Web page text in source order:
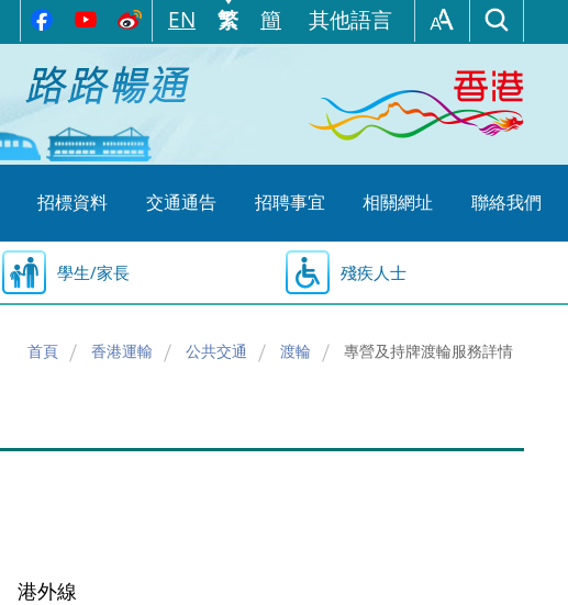
EN 繁 簡 其他語言
招標資料 交通通告 招聘事宜 相關網址 聯絡我們
學生/家長 殘疾人士
首頁 香港運輸 公共交通 渡輪 專營及持牌渡輪服務詳情
港外線